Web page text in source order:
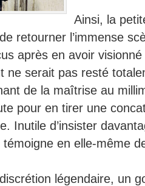
Ainsi, la
retourner l’immense
après en avoir
ne serait pas resté
de la maîtrise au
pour en tirer une
Inutile d’insister
en elle-même
légendaire, un